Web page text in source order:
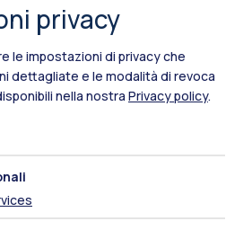
privacy
le impostazioni di privacy che
dettagliate e le modalità di revoca
nella nostra Privacy policy.